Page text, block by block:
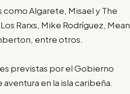
Algarete, Misael y The
Rarxs, Mike Rodríguez, Mean
entre otros.
previstas por el Gobierno
en la isla caribeña.